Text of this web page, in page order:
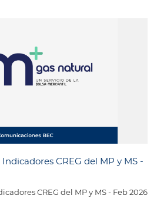
CREG del MP y MS -
CREG del MP y MS - Feb 2026